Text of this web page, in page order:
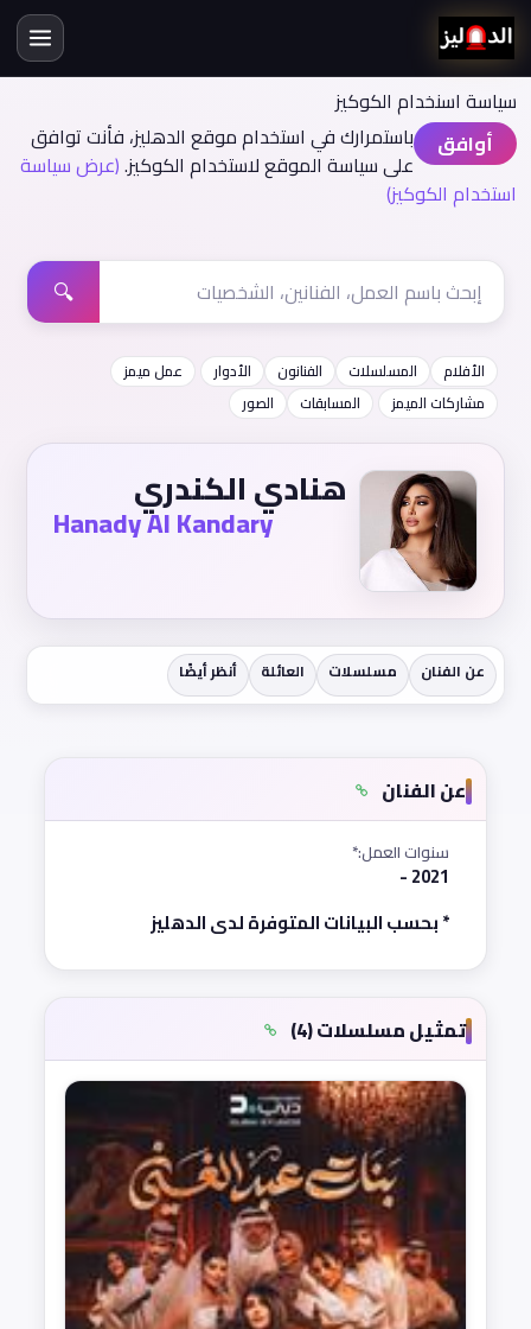
سياسة اسنخدام الكوكيز
أوافق
باستمرارك في استخدام موقع الدهليز، فأنت توافق
على سياسة الموقع لاستخدام الكوكيز.(عرض سياسة
استخدام الكوكيز)
🔍
الأفلام المسلسلات الفنانون الأدوار
عمل ميمز
مشاركات الميمز
المسابقات الصور
هنادي الكندري
Hanady Al Kandary
عن الفنان مسلسلات العائلة أنظر أيضًا
عن الفنان
سنوات العمل:*
2021 -
* بحسب البيانات المتوفرة لدى الدهليز
تمثيل مسلسلات (4)